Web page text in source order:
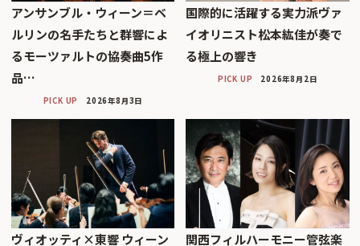
アンサンブル・ウィーン＝ベ
ルリンの名手たちと群響によ
るモーツァルトの協奏曲5作
品…
PICK UP 2026年8月3日
国際的に活躍する実力派ヴァ
イオリニスト松本紘佳が奏で
る極上の響き
PICK UP 2026年8月2日
ヴィオッティ×東響 ウィーン 関西フィルハーモニー管弦楽